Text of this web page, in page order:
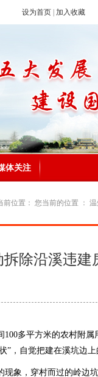
设为首页 加入收藏
体关注
前位置： 您当前的位置 ： 温
除沿溪违建
多平方米的农村附属
”，自觉把建在溪坑边上
象，穿村而过的岭边